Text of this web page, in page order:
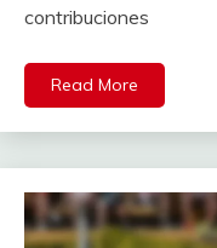
contribuciones
Read More